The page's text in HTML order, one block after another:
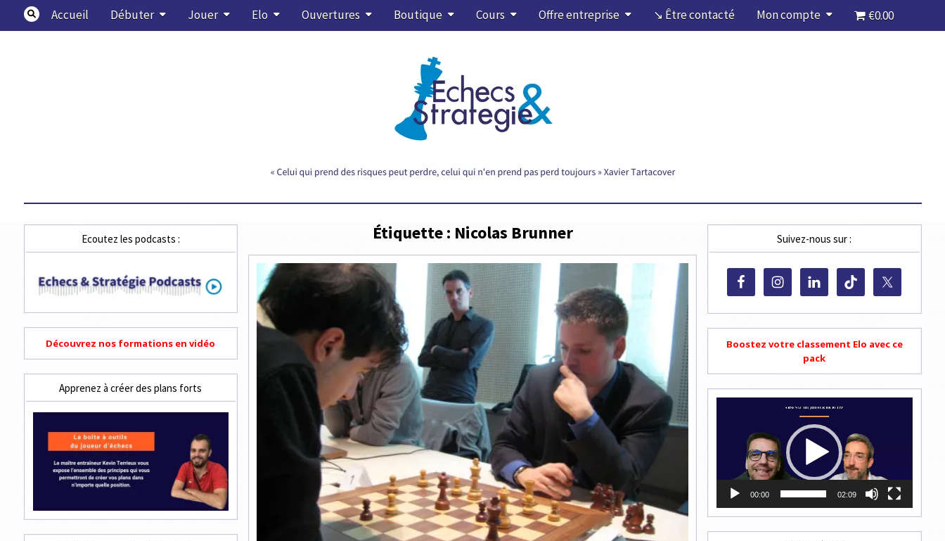
content
Accueil Débuter Jouer Elo Ouvertures Boutique Cours Offre entreprise ↘ Être contacté Mon compte €0.00
Étiquette : Nicolas Brunner
Ecoutez les podcasts :
Découvrez nos formations en vidéo
Apprenez à créer des plans forts
Suivez-nous sur :
Boostez votre classement Elo avec ce
pack
00:00 02:09